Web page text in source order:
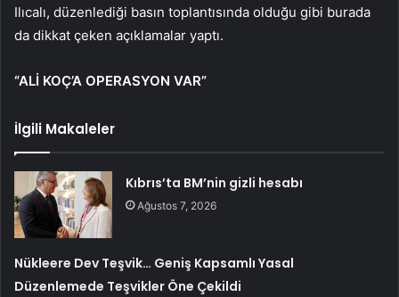
Ilıcalı, düzenlediği basın toplantısında olduğu gibi burada
da dikkat çeken açıklamalar yaptı.
“ALİ KOÇ’A OPERASYON VAR”
İlgili Makaleler
Kıbrıs’ta BM’nin gizli hesabı
Ağustos 7, 2026
Nükleere Dev Teşvik… Geniş Kapsamlı Yasal
Düzenlemede Teşvikler Öne Çekildi